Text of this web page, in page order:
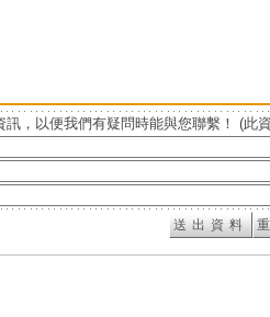
訊，以便我們有疑問時能與您聯繫！ (此